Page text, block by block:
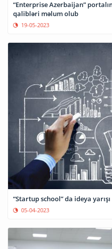
“Enterprise Azerbaijan”
qalibləri məlum olub
19-05-2023
“Startup school” da ideya
05-04-2023